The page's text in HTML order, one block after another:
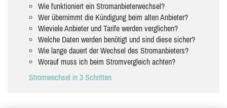
Wie funktioniert ein Stromanbieterwechsel?
Wer übernimmt die Kündigung beim alten Anbieter?
Wieviele Anbieter und Tarife werden verglichen?
Welche Daten werden benötigt und sind diese sicher?
Wie lange dauert der Wechsel des Stromanbieters?
Worauf muss ich beim Stromvergleich achten?
Stromwechsel in 3 Schritten